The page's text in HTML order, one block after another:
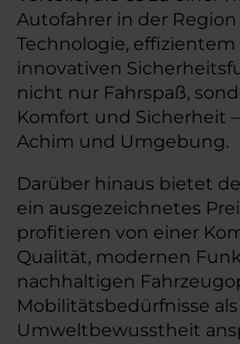
Autofahrer in der
Technologie,
innovativen
nicht nur Fahrspaß,
Komfort und Sicherheit
Achim und Umgebung.
Darüber hinaus bietet
ein ausgezeichnetes
profitieren von einer
Qualität, modernen
nachhaltigen
Mobilitätsbedürfnisse
Umweltbewusstheit